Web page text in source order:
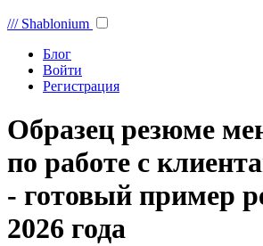
/// Shablonium
Блог
Войти
Регистрация
Образец резюме
по работе с
- готовый пример
2026 года